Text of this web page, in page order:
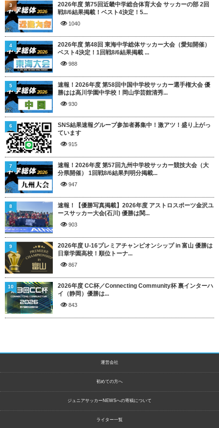
2026年度 第75回近畿中学総合体育大会 サッカーの部 2回
戦8/6結果掲載！ベスト4決定！5...
1040
3
2026年度 第48回 東海中学総体サッカー大会（愛知開催）
ベスト4決定！1回戦8/6結果掲載 ...
988
4
速報！2026年度 第58回中国中学校サッカー選手権大会 優
勝はは高川学園中学校！岡山学芸館清秀...
930
5
SNS結果速報グループ参加者募集中！激アツ！盛り上がっ
ています
915
6
速報！2026年度 第57回九州中学校サッカー競技大会（大
分県開催） 1回戦8/6結果判明分掲載...
947
7
速報！【優勝写真掲載】2026年度 アストロスポーツ金沢ユ
ースサッカー大会(石川) 優勝は関...
903
8
2026年度 U-16プレミアチャンピオンシップ in 富山 優勝は
日章学園高校！順位トーナ...
867
9
2026年度 CC杯／Connecting Community杯 裏インターハ
イ（静岡）優勝は...
843
10
運営会社
初めての方へ
ジュニアサッカーNEWSへの寄稿について
ライター一覧